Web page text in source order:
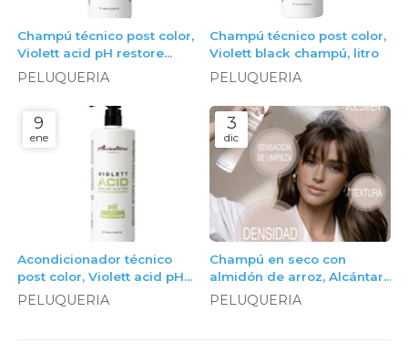
Champú técnico post color,
Violett acid pH restore
champú, litro
PELUQUERIA
Champú técnico post color,
Violett black champú, litro
PELUQUERIA
9
ene
Acondicionador técnico
post color, Violett acid pH
restore acondicionador,
PELUQUERIA
3
dic
Champú en seco con
almidón de arroz, Alcántara
Cosmética
PELUQUERIA